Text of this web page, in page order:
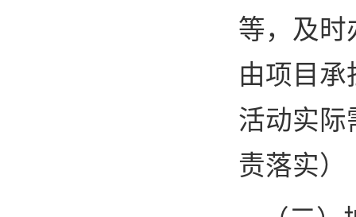
等，及时
由项目
活动实际
责落实）